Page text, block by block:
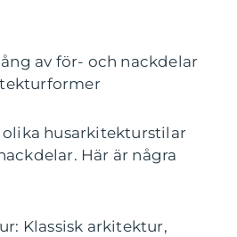
av för- och nackdelar
husarkitekturstilar
Här är några
Klassisk arkitektur,